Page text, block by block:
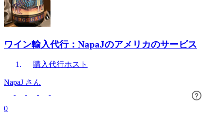
ワイン輸入代行：NapaJのアメリカのサービス
購入代行ホスト
NapaJ さん
0